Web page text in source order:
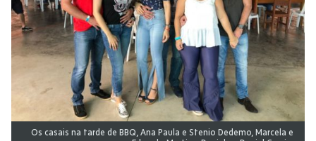
Os casais na tarde de BBQ, Ana Paula e Stenio Dedemo, Marcela e